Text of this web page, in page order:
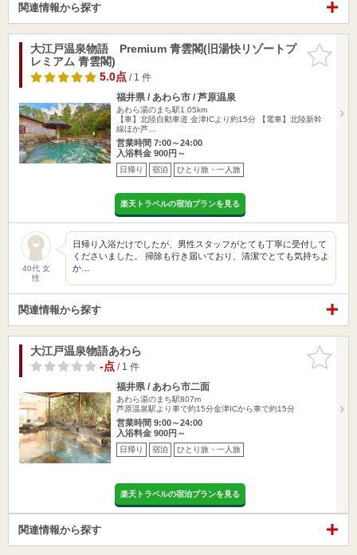
関連情報から探す
お気に入
りに追加
大江戸温泉物語 Premium 青雲閣(旧湯快リゾートプ
レミアム 青雲閣)
5.0点/ 1 件
福井県 / あわら市 / 芦原温泉
あわら湯のまち駅1.05km
【車】北陸自動車道 金津ICより約15分 【電車】北陸新幹
線ほか芦…
営業時間 7:00～24:00
入浴料金 900円～
日帰り 宿泊 ひとり旅・一人旅
楽天トラベルの宿泊プランを見る
40代 女
性
日帰り入浴だけでしたが、男性スタッフがとても丁寧に受付して
くださいました。 掃除も行き届いており、清潔でとても気持ちよ
か…
関連情報から探す
お気に入
りに追加
大江戸温泉物語あわら
-点/ 1 件
福井県 / あわら市二面
あわら湯のまち駅807m
芦原温泉駅より車で約15分金津ICから車で約15分
営業時間 9:00～24:00
入浴料金 900円～
日帰り 宿泊 ひとり旅・一人旅
楽天トラベルの宿泊プランを見る
関連情報から探す